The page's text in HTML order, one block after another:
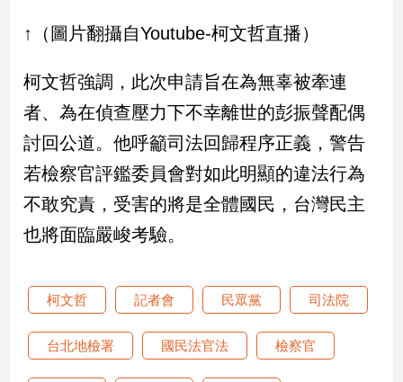
／
創
／
電
影
薦
科
技/
遊
運
動
寵
物
↑（圖片翻攝自Youtube-柯文哲直播）
柯文哲強調，此次申請旨在為無辜被牽連
者、為在偵查壓力下不幸離世的彭振聲配偶
討回公道。他呼籲司法回歸程序正義，警告
若檢察官評鑑委員會對如此明顯的違法行為
不敢究責，受害的將是全體國民，台灣民主
也將面臨嚴峻考驗。
柯文哲 記者會 民眾黨 司法院
台北地檢署 國民法官法 檢察官